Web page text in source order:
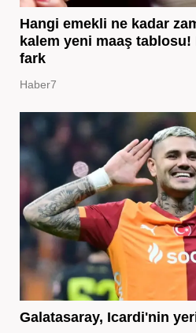
Hangi emekli ne kadar
kalem yeni maaş tablosu!
fark
Haber7
Galatasaray, Icardi'nin